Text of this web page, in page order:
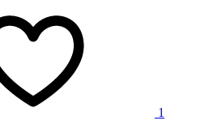
1